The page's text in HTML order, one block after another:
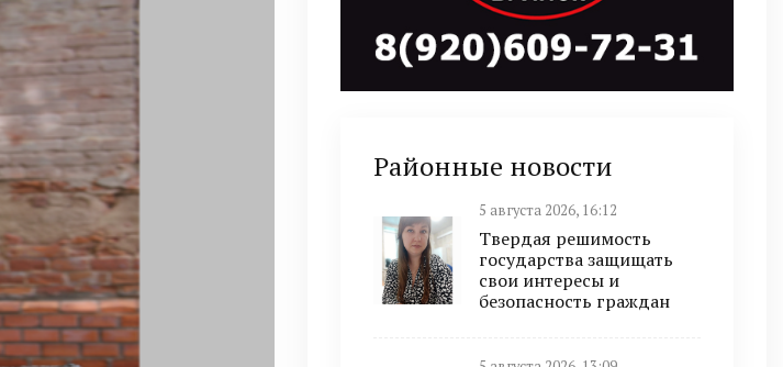
Районные новости
5 августа 2026, 16:12
Твердая решимость
государства защищать
свои интересы и
безопасность граждан